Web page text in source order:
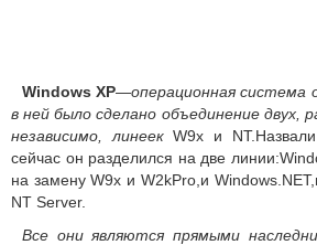
Windows XP—операционная система
в ней было сделано объединение двух,
независимо, линеекW9x и NT.Назвали
сейчас он разделился на две
на замену W9x и W2kPro,и
NT Server.
Все они являются прямыми